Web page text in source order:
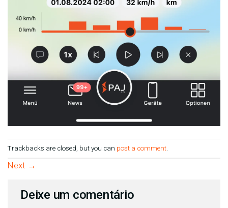
Trackbacks are closed, but you can post a comment
Next →
Deixe um comentário